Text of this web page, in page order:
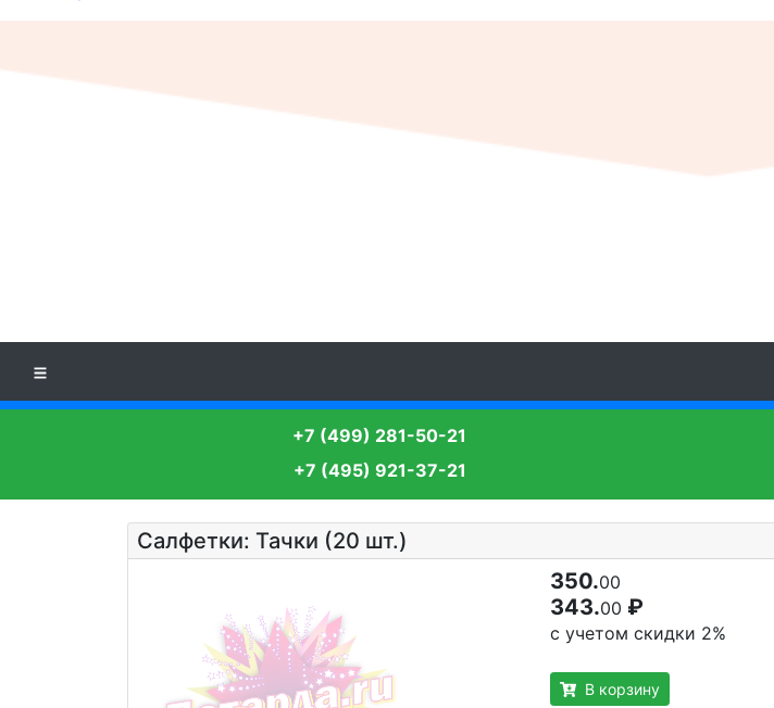
+7 (499) 281-50-21
+7 (495) 921-37-21
Салфетки: Тачки (20 шт.)
350.00
343.00 ₽
с учетом скидки 2%
В корзину